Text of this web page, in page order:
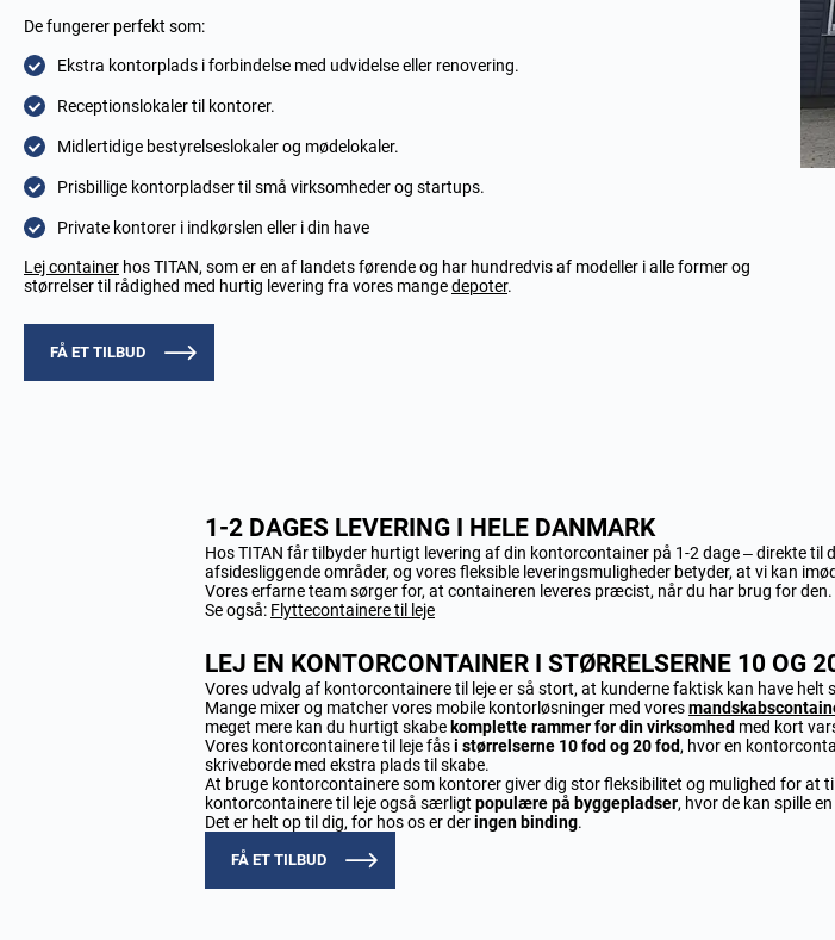
De fungerer perfekt som:
Ekstra kontorplads i forbindelse med udvidelse eller renovering.
Receptionslokaler til kontorer.
Midlertidige bestyrelseslokaler og mødelokaler.
Prisbillige kontorpladser til små virksomheder og startups.
Private kontorer i indkørslen eller i din have
Lej container hos TITAN, som er en af landets førende og har hundredvis af modeller i alle former og
størrelser til rådighed med hurtig levering fra vores mangedepoter.
FÅ ET TILBUD
1-2 DAGES LEVERING I HELE DANMARK
Hos TITAN får tilbyder hurtigt levering af din kontorcontainer på 1-2 dage – direkte
afsidesliggende områder, og vores fleksible leveringsmuligheder betyder, at vi kan
Vores erfarne team sørger for, at containeren leveres præcist, når du har brug for den.
Se også: Flyttecontainere til leje
LEJ EN KONTORCONTAINER I STØRRELSERNE 10 OG
Vores udvalg af kontorcontainere til leje er så stort, at kunderne faktisk kan have
Mange mixer og matcher vores mobile kontorløsninger med vores
meget mere kan du hurtigt skabe komplette rammer for din virksomhed med kort
Vores kontorcontainere til leje fåsi størrelserne 10 fod og 20 fod, hvor en
skriveborde med ekstra plads til skabe.
At bruge kontorcontainere som kontorer giver dig stor fleksibilitet og mulighed for at
kontorcontainere til leje også særligt populære på byggepladser, hvor de kan spille
Det er helt op til dig, for hos os er deringen binding.
FÅ ET TILBUD